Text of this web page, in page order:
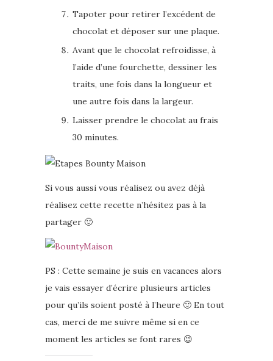
Tapoter pour retirer l’excédent de
chocolat et déposer sur une plaque.
Avant que le chocolat refroidisse, à
l’aide d’une fourchette, dessiner les
traits, une fois dans la longueur et
une autre fois dans la largeur.
Laisser prendre le chocolat au frais
30 minutes.
Si vous aussi vous réalisez ou avez déjà
réalisez cette recette n’hésitez pas à la
partager 🙂
PS : Cette semaine je suis en vacances alors
je vais essayer d’écrire plusieurs articles
pour qu’ils soient posté à l’heure 🙂 En tout
cas, merci de me suivre même si en ce
moment les articles se font rares 😉